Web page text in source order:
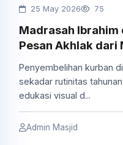
25 May 2026 75
Madrasah Ibrahim
Pesan Akhlak dari
Penyembelihan kurban
sekadar rutinitas
edukasi visual d...
Admin Masjid